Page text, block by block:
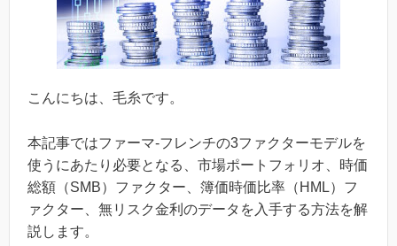
こんにちは、毛糸です。
本記事ではファーマ-フレンチの3ファクターモデルを
使うにあたり必要となる、市場ポートフォリオ、時価
総額（SMB）ファクター、簿価時価比率（HML）フ
ァクター、無リスク金利のデータを入手する方法を解
説します。